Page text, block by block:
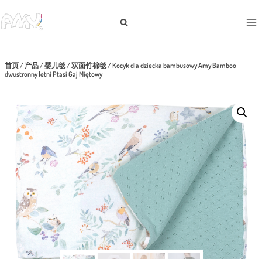
到
内
首页/ 产品/婴儿毯/双面竹棉毯/Kocyk dla dziecka bambusowy Amy Bamboo
dwustronny letni Ptasi Gaj Miętowy